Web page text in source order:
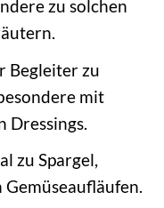
zu solchen
Begleiter zu
mit
Dressings.
zu Spargel,